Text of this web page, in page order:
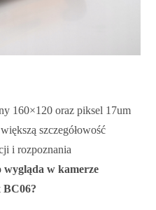
160×120 oraz piksel 17um
szczegółowość
i rozpoznania
wygląda w kamerze